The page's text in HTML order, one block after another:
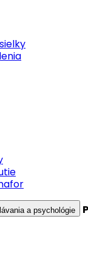
a psychológie